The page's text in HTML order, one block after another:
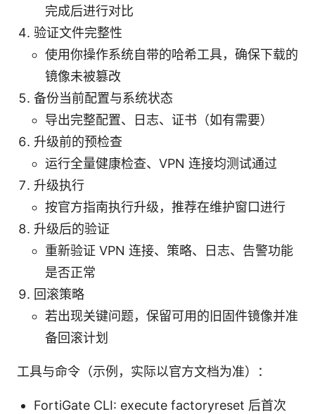
完成后进行对比
验证文件完整性
使用你操作系统自带的哈希工具，确保下载的
镜像未被篡改
备份当前配置与系统状态
导出完整配置、日志、证书（如有需要）
升级前的预检查
运行全量健康检查、VPN 连接均测试通过
升级执行
按官方指南执行升级，推荐在维护窗口进行
升级后的验证
重新验证 VPN 连接、策略、日志、告警功能
是否正常
回滚策略
若出现关键问题，保留可用的旧固件镜像并准
备回滚计划
工具与命令（示例，实际以官方文档为准）：
FortiGate CLI: execute factoryreset 后首次